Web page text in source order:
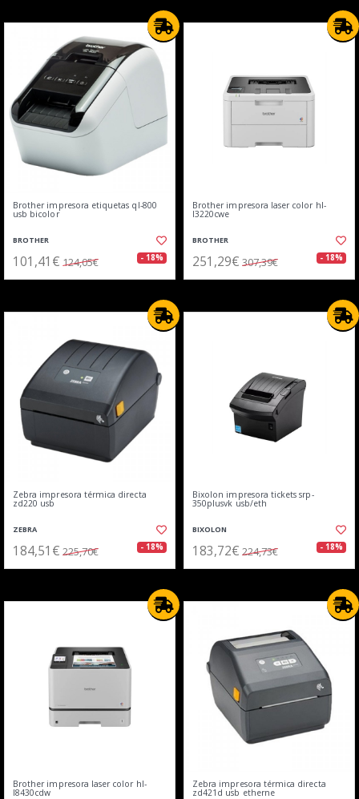
Brother impresora etiquetas ql-800
usb bicolor
BROTHER
101,41€ 124,05€ - 18%
Brother impresora laser color hl-
l3220cwe
BROTHER
251,29€ 307,39€ - 18%
Zebra impresora térmica directa
zd220 usb
ZEBRA
184,51€ 225,70€ - 18%
Bixolon impresora tickets srp-
350plusvk usb/eth
BIXOLON
183,72€ 224,73€ - 18%
Brother impresora laser color hl-
l8430cdw
Zebra impresora térmica directa
zd421d usb etherne